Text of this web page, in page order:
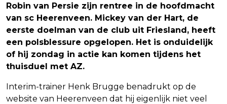
Robin van Persie zijn rentree in de hoofdmacht
van sc Heerenveen. Mickey van der Hart, de
eerste doelman van de club uit Friesland, heeft
een polsblessure opgelopen. Het is onduidelijk
of hij zondag in actie kan komen tijdens het
thuisduel met AZ.
Interim-trainer Henk Brugge benadrukt op de
website van Heerenveen dat hij eigenlijk niet veel